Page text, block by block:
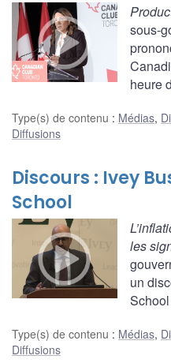
sous-
heure
Type(s) de contenu : Médias,
Diffusions
Discours : Ivey
School
les
un
Type(s) de contenu : Médias,
Diffusions